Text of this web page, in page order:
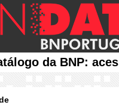
da BNP: